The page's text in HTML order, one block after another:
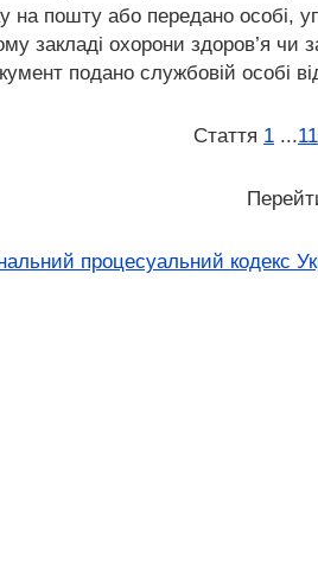
на пошту або передано особі,
закладі охорони здоров’я чи
подано службовій особі
Стаття 1 ...
процесуальний кодекс